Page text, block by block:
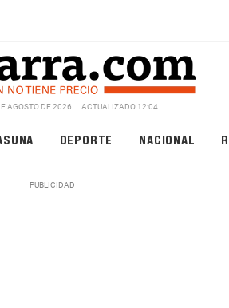
AGOSTO DE 2026 ACTUALIZADO 12:04
DEPORTE NACIONAL